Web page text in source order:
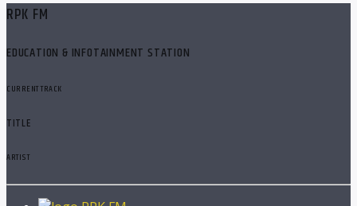
RPK FM
EDUCATION & INFOTAINMENT STATION
CURRENT TRACK
TITLE
ARTIST